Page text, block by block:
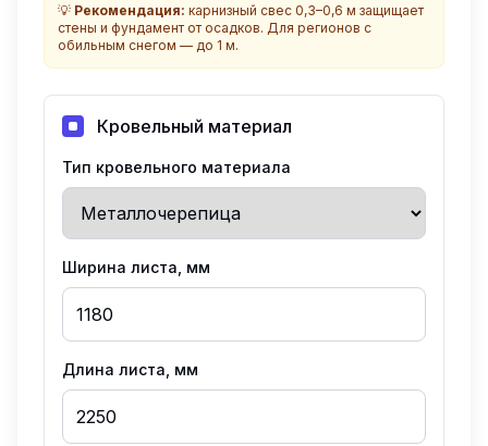
💡 Рекомендация: карнизный свес 0,3–0,6 м защищает
стены и фундамент от осадков. Для регионов с
обильным снегом — до 1 м.
Кровельный материал
Тип кровельного материала
Ширина листа, мм
Длина листа, мм